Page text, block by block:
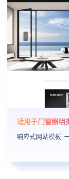
适用于门窗照明
响应式网站模板_